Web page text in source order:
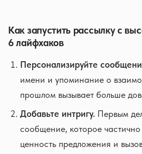
Как запустить рассылку с
6 лайфхаков
Персонализируйте
имени и упоминание о
прошлом вызывает больше
Добавьте интригу. Первым
сообщение, которое
ценность предложения и